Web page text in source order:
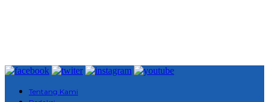
Tentang Kami